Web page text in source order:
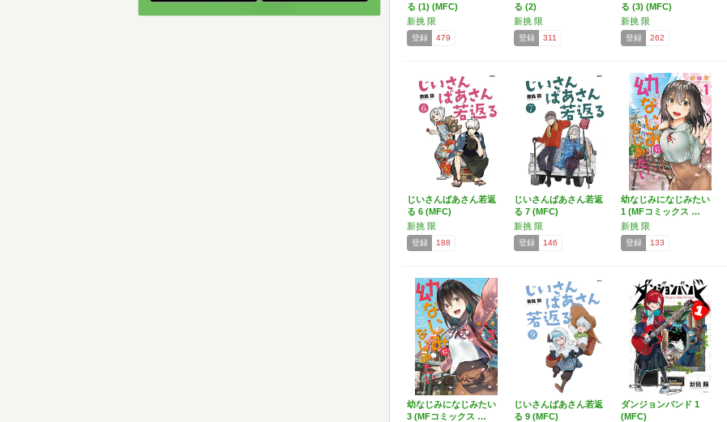
る (1) (MFC)
新挑 限
登録 479
る (2)
新挑 限
登録 311
る (3) (MFC)
新挑 限
登録 262
じいさんばあさん若返
る 6 (MFC)
新挑 限
登録 188
じいさんばあさん若返
る 7 (MFC)
新挑 限
登録 146
幼なじみになじみたい
1 (MFコミックス …
新挑 限
登録 133
幼なじみになじみたい
3 (MFコミックス …
じいさんばあさん若返
る 9 (MFC)
ダンジョンバンド 1
(MFC)